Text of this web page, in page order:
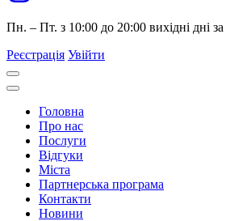
Пн. – Пт. з 10:00 до 20:00 вихідні дні
Реєстрація Увійти
Головна
Про нас
Послуги
Відгуки
Міста
Партнерська програма
Контакти
Новини